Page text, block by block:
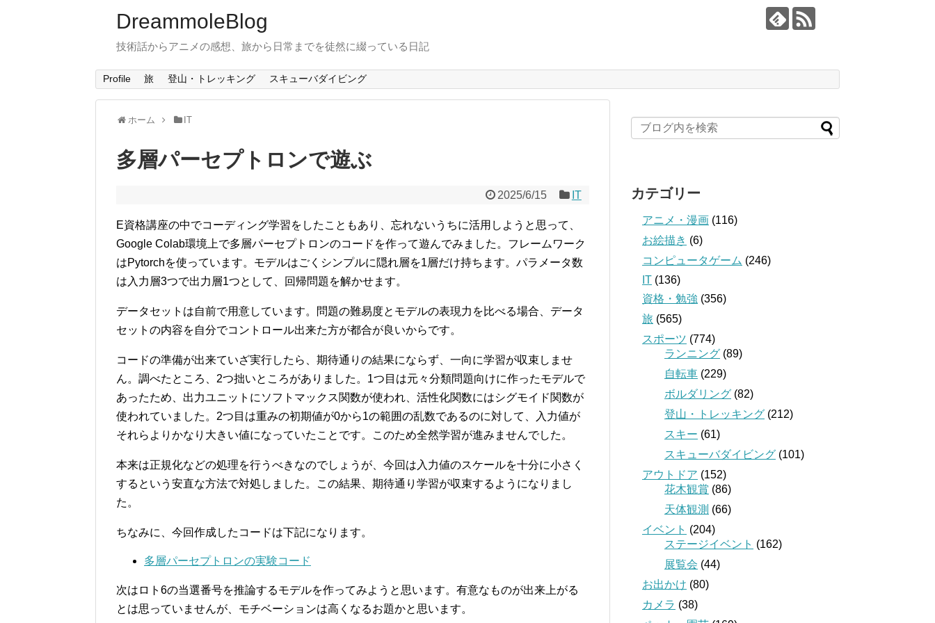
DreammoleBlog
技術話からアニメの感想、旅から日常までを徒然に綴っている日記
Profile 旅 登山・トレッキング スキューバダイビング
ホーム IT
多層パーセプトロンで遊ぶ
2025/6/15 IT
E資格講座の中でコーディング学習をしたこともあり、忘れないうちに活用しようと思って、
Google Colab環境上で多層パーセプトロンのコードを作って遊んでみました。フレームワーク
はPytorchを使っています。モデルはごくシンプルに隠れ層を1層だけ持ちます。パラメータ数
は入力層3つで出力層1つとして、回帰問題を解かせます。
データセットは自前で用意しています。問題の難易度とモデルの表現力を比べる場合、データ
セットの内容を自分でコントロール出来た方が都合が良いからです。
コードの準備が出来ていざ実行したら、期待通りの結果にならず、一向に学習が収束しませ
ん。調べたところ、2つ拙いところがありました。1つ目は元々分類問題向けに作ったモデルで
あったため、出力ユニットにソフトマックス関数が使われ、活性化関数にはシグモイド関数が
使われていました。2つ目は重みの初期値が0から1の範囲の乱数であるのに対して、入力値が
それらよりかなり大きい値になっていたことです。このため全然学習が進みませんでした。
本来は正規化などの処理を行うべきなのでしょうが、今回は入力値のスケールを十分に小さく
するという安直な方法で対処しました。この結果、期待通り学習が収束するようになりまし
た。
ちなみに、今回作成したコードは下記になります。
多層パーセプトロンの実験コード
次はロト6の当選番号を推論するモデルを作ってみようと思います。有意なものが出来上がる
とは思っていませんが、モチベーションは高くなるお題かと思います。
カテゴリー
アニメ・漫画 (116)
お絵描き (6)
コンピュータゲーム (246)
IT (136)
資格・勉強 (356)
旅 (565)
スポーツ (774)
ランニング (89)
自転車 (229)
ボルダリング (82)
登山・トレッキング (212)
スキー (61)
スキューバダイビング (101)
アウトドア (152)
花木観賞 (86)
天体観測 (66)
イベント (204)
ステージイベント (162)
展覧会 (44)
お出かけ (80)
カメラ (38)